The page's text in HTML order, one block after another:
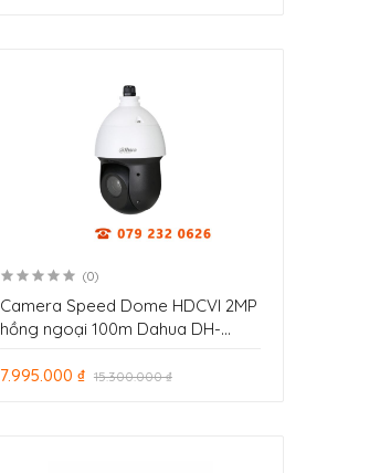
(0)
Camera Speed Dome HDCVI 2MP
hồng ngoại 100m Dahua DH-
7.995.000 ₫ 15.300.000 ₫